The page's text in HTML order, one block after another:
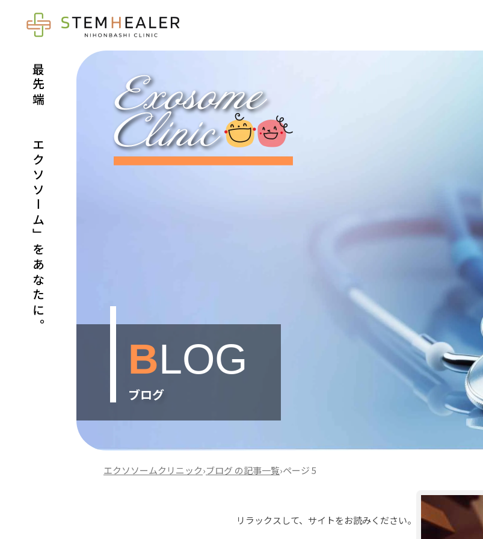
最先端の「エクソソーム」をあなたに。
BLOG
ブログ
エクソソームクリニック›ブログ の記事一覧›ページ 5
リラックスして、サイトをお読みください。